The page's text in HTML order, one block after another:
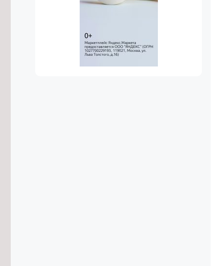
Забайкальский край вошел в число
лидеров России по росту въездного